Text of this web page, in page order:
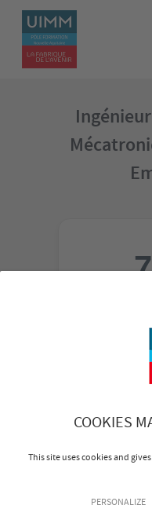
COOKIES
This site uses cookies and
PERSONALIZE
* Chiffres clés sur les 3